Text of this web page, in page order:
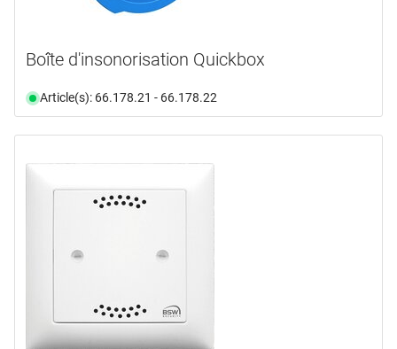
Boîte d'insonorisation Quickbox
Article(s): 66.178.21 - 66.178.22